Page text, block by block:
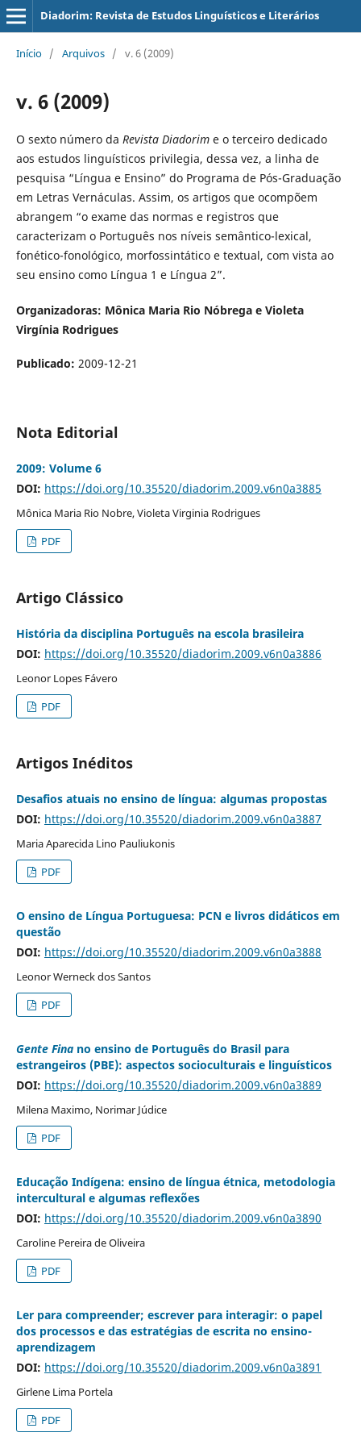
Diadorim: Revista de Estudos Linguísticos e Literários
Início / Arquivos / v. 6 (2009)
v. 6 (2009)
O sexto número da Revista Diadorime o terceiro dedicado
aos estudos linguísticos privilegia, dessa vez, a linha de
pesquisa “Língua e Ensino” do Programa de Pós-Graduação
em Letras Vernáculas. Assim, os artigos que ocompõem
abrangem “o exame das normas e registros que
caracterizam o Português nos níveis semântico-lexical,
fonético-fonológico, morfossintático e textual, com vista ao
seu ensino como Língua 1 e Língua 2”.
Organizadoras: Mônica Maria Rio Nóbrega e Violeta
Virgínia Rodrigues
Publicado: 2009-12-21
Nota Editorial
2009: Volume 6
DOI: https://doi.org/10.35520/diadorim.2009.v6n0a3885
Mônica Maria Rio Nobre, Violeta Virginia Rodrigues
PDF
Artigo Clássico
História da disciplina Português na escola brasileira
DOI: https://doi.org/10.35520/diadorim.2009.v6n0a3886
Leonor Lopes Fávero
PDF
Artigos Inéditos
Desafios atuais no ensino de língua: algumas propostas
DOI: https://doi.org/10.35520/diadorim.2009.v6n0a3887
Maria Aparecida Lino Pauliukonis
PDF
O ensino de Língua Portuguesa: PCN e livros didáticos em
questão
DOI: https://doi.org/10.35520/diadorim.2009.v6n0a3888
Leonor Werneck dos Santos
PDF
Gente Finano ensino de Português do Brasil para
estrangeiros (PBE): aspectos socioculturais e linguísticos
DOI: https://doi.org/10.35520/diadorim.2009.v6n0a3889
Milena Maximo, Norimar Júdice
PDF
Educação Indígena: ensino de língua étnica, metodologia
intercultural e algumas reflexões
DOI: https://doi.org/10.35520/diadorim.2009.v6n0a3890
Caroline Pereira de Oliveira
PDF
Ler para compreender; escrever para interagir: o papel
dos processos e das estratégias de escrita no ensino-
aprendizagem
DOI: https://doi.org/10.35520/diadorim.2009.v6n0a3891
Girlene Lima Portela
PDF